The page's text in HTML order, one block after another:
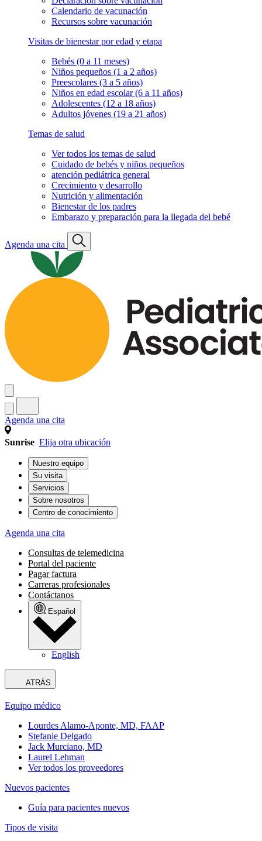
Calendario de vacunación
Recursos sobre vacunación
Visitas de bienestar por edad y etapa
Bebés (0 a 11 meses)
Niños pequeños (1 a 2 años)
Preescolares (3 a 5 años)
Niños en edad escolar (6 a 11 años)
Adolescentes (12 a 18 años)
Adultos jóvenes (19 a 21 años)
Temas de salud
Ver todos los temas de salud
Cuidado de bebés y niños pequeños
atención pediátrica general
Crecimiento y desarrollo
Nutrición y alimentación
Bienestar de los padres
Embarazo y preparación para la llegada del bebé
Agenda una cita
Agenda una cita
Sunrise Elija otra ubicación
Nuestro equipo
Su visita
Servicios
Sobre nosotros
Centro de conocimiento
Agenda una cita
Consultas de telemedicina
Portal del paciente
Pagar factura
Carreras profesionales
Contáctanos
Español
English
ATRÁS
Equipo médico
Lourdes Alamo-Aponte, MD, FAAP
Stefanie Delgado
Jack Murciano, MD
Laurel Lehman
Ver todos los proveedores
Nuevos pacientes
Guía para pacientes nuevos
Tipos de visita